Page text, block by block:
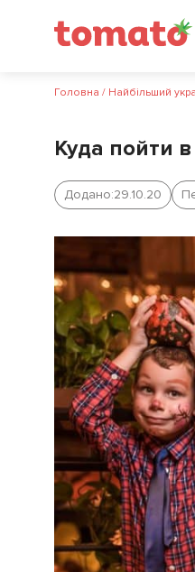
Головна / Найбільший
Куда пойти
Додано:29.10.20